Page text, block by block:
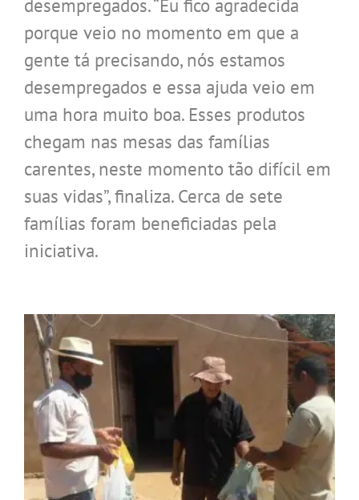
desempregados. “Eu fico agradecida
porque veio no momento em que a
gente tá precisando, nós estamos
desempregados e essa ajuda veio em
uma hora muito boa. Esses produtos
chegam nas mesas das famílias
carentes, neste momento tão difícil em
suas vidas”, finaliza. Cerca de sete
famílias foram beneficiadas pela
iniciativa.